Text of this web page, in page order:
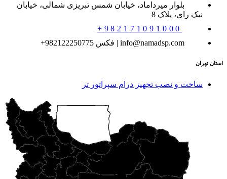
بلوار میرداماد، خیابان شمس تبریزی شمالی، خیابان
نیک رای، پلاک 8
982171091000+
info@namadsp.com | فکس 982122250775+
استان تهران
ساخت و نصب تجهیز درام سپراتور تر